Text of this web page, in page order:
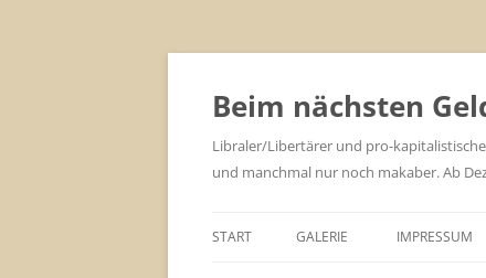
Zum
springen
Beim nächsten
Libraler/Libertärer und pro-
und manchmal nur noch makaber. Ab
START GALERIE IMPRESSUM